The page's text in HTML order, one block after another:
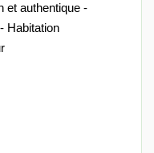
et authentique -
Habitation